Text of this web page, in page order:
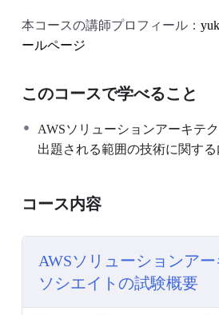
本コースの講師プロフィール：
ールページ
このコースで学べること
AWSソリューションアーキテ
出題される範囲の技術に関する
コース内容
AWSソリューションア
ソシエイトの試験概要